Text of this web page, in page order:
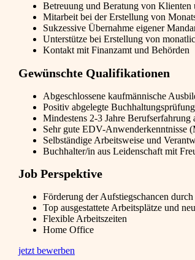
Betreuung und Beratung von Klienten
Mitarbeit bei der Erstellung von
Sukzessive Übernahme eigener
Unterstütze bei Erstellung von
Kontakt mit Finanzamt und Behörden
Gewünschte Qualifikationen
Abgeschlossene kaufmännische
Positiv abgelegte
Mindestens 2-3 Jahre
Sehr gute EDV-
Selbständige Arbeitsweise und
Buchhalter/in aus Leidenschaft mit
Job Perspektive
Förderung der Aufstiegschancen
Top ausgestattete Arbeitsplätze und
Flexible Arbeitszeiten
Home Office
jetzt bewerben